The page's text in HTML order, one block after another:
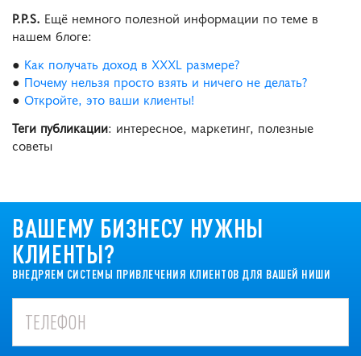
P.P.S. Ещё немного полезной информации по теме в
нашем блоге:
● Как получать доход в XXXL размере?
● Почему нельзя просто взять и ничего не делать?
● Откройте, это ваши клиенты!
Теги публикации: интересное, маркетинг, полезные
советы
ВАШЕМУ БИЗНЕСУ НУЖНЫ
КЛИЕНТЫ?
ВНЕДРЯЕМ СИСТЕМЫ ПРИВЛЕЧЕНИЯ КЛИЕНТОВ ДЛЯ ВАШЕЙ НИШИ